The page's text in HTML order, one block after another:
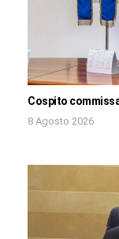
Cospito
8 Agosto 2026